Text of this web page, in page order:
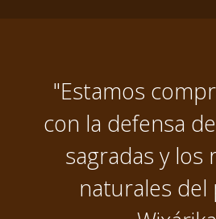
"Estamos
con la defensa
sagradas y los
naturales del